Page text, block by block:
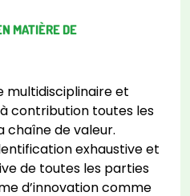
MATIÈRE DE
multidisciplinaire et
contribution toutes les
chaîne de valeur.
exhaustive et
de toutes les parties
d’innovation comme